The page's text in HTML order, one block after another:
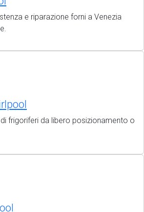
e riparazione forni a Venezia
frigoriferi da libero posizionamento o